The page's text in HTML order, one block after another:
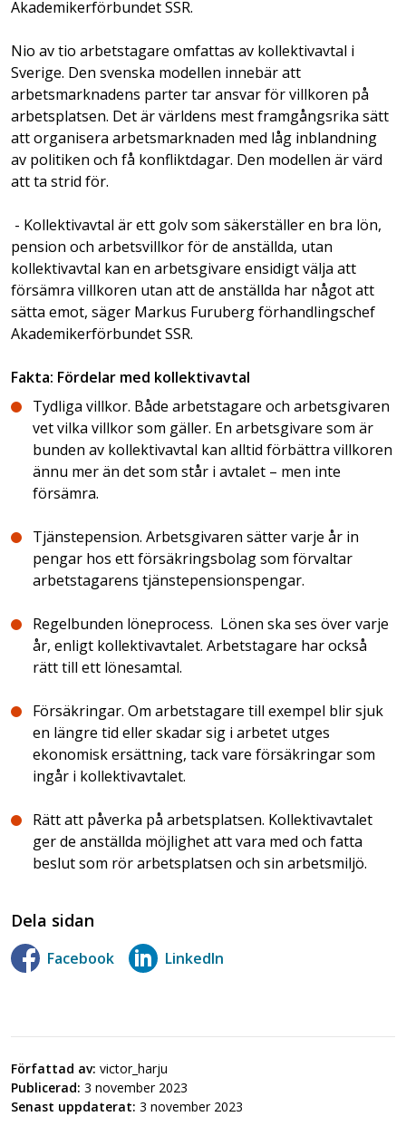
Akademikerförbundet SSR.
Nio av tio arbetstagare omfattas av kollektivavtal i
Sverige. Den svenska modellen innebär att
arbetsmarknadens parter tar ansvar för villkoren på
arbetsplatsen. Det är världens mest framgångsrika sätt
att organisera arbetsmarknaden med låg inblandning
av politiken och få konfliktdagar. Den modellen är värd
att ta strid för.
- Kollektivavtal är ett golv som säkerställer en bra lön,
pension och arbetsvillkor för de anställda, utan
kollektivavtal kan en arbetsgivare ensidigt välja att
försämra villkoren utan att de anställda har något att
sätta emot, säger Markus Furuberg förhandlingschef
Akademikerförbundet SSR.
Fakta: Fördelar med kollektivavtal
Tydliga villkor. Både arbetstagare och arbetsgivaren
vet vilka villkor som gäller. En arbetsgivare som är
bunden av kollektivavtal kan alltid förbättra villkoren
ännu mer än det som står i avtalet – men inte
försämra.
Tjänstepension. Arbetsgivaren sätter varje år in
pengar hos ett försäkrings­bolag som förvaltar
arbetstagarens tjänstepensions­pengar.
Regelbunden löneprocess. Lönen ska ses över varje
år, enligt kollektiv­avtalet. Arbetstagare har också
rätt till ett lönesamtal.
Försäkringar. Om arbetstagare till exempel blir sjuk
en längre tid eller skadar sig i arbetet utges
ekonomisk ersättning, tack vare försäkringar som
ingår i kollektivavtalet.
Rätt att påverka på arbetsplatsen. Kollektivavtalet
ger de anställda möjlighet att vara med och fatta
beslut som rör arbetsplatsen och sin arbetsmiljö.
Dela sidan
Facebook LinkedIn
Författad av: victor_harju
Publicerad: 3 november 2023
Senast uppdaterat: 3 november 2023